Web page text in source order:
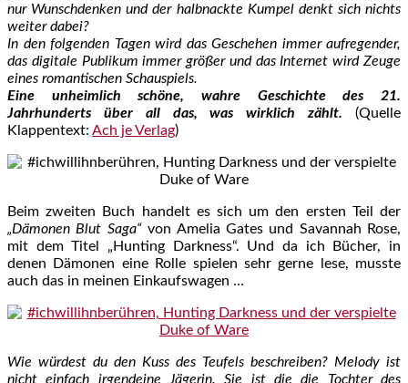
nur Wunschdenken und der halbnackte Kumpel denkt sich nichts
weiter dabei?
In den folgenden Tagen wird das Geschehen immer aufregender,
das digitale Publikum immer größer und das Internet wird Zeuge
eines romantischen Schauspiels.
Eine unheimlich schöne, wahre Geschichte des 21.
Jahrhunderts über all das, was wirklich zählt.
(Quelle
Klappentext: Ach je Verlag)
Beim zweiten Buch handelt es sich um den ersten Teil der
„Dämonen Blut Saga“ von Amelia Gates und Savannah Rose,
mit dem Titel „Hunting Darkness“. Und da ich Bücher, in
denen Dämonen eine Rolle spielen sehr gerne lese, musste
auch das in meinen Einkaufswagen …
Wie würdest du den Kuss des Teufels beschreiben? Melody ist
nicht einfach irgendeine Jägerin. Sie ist die die Tochter des